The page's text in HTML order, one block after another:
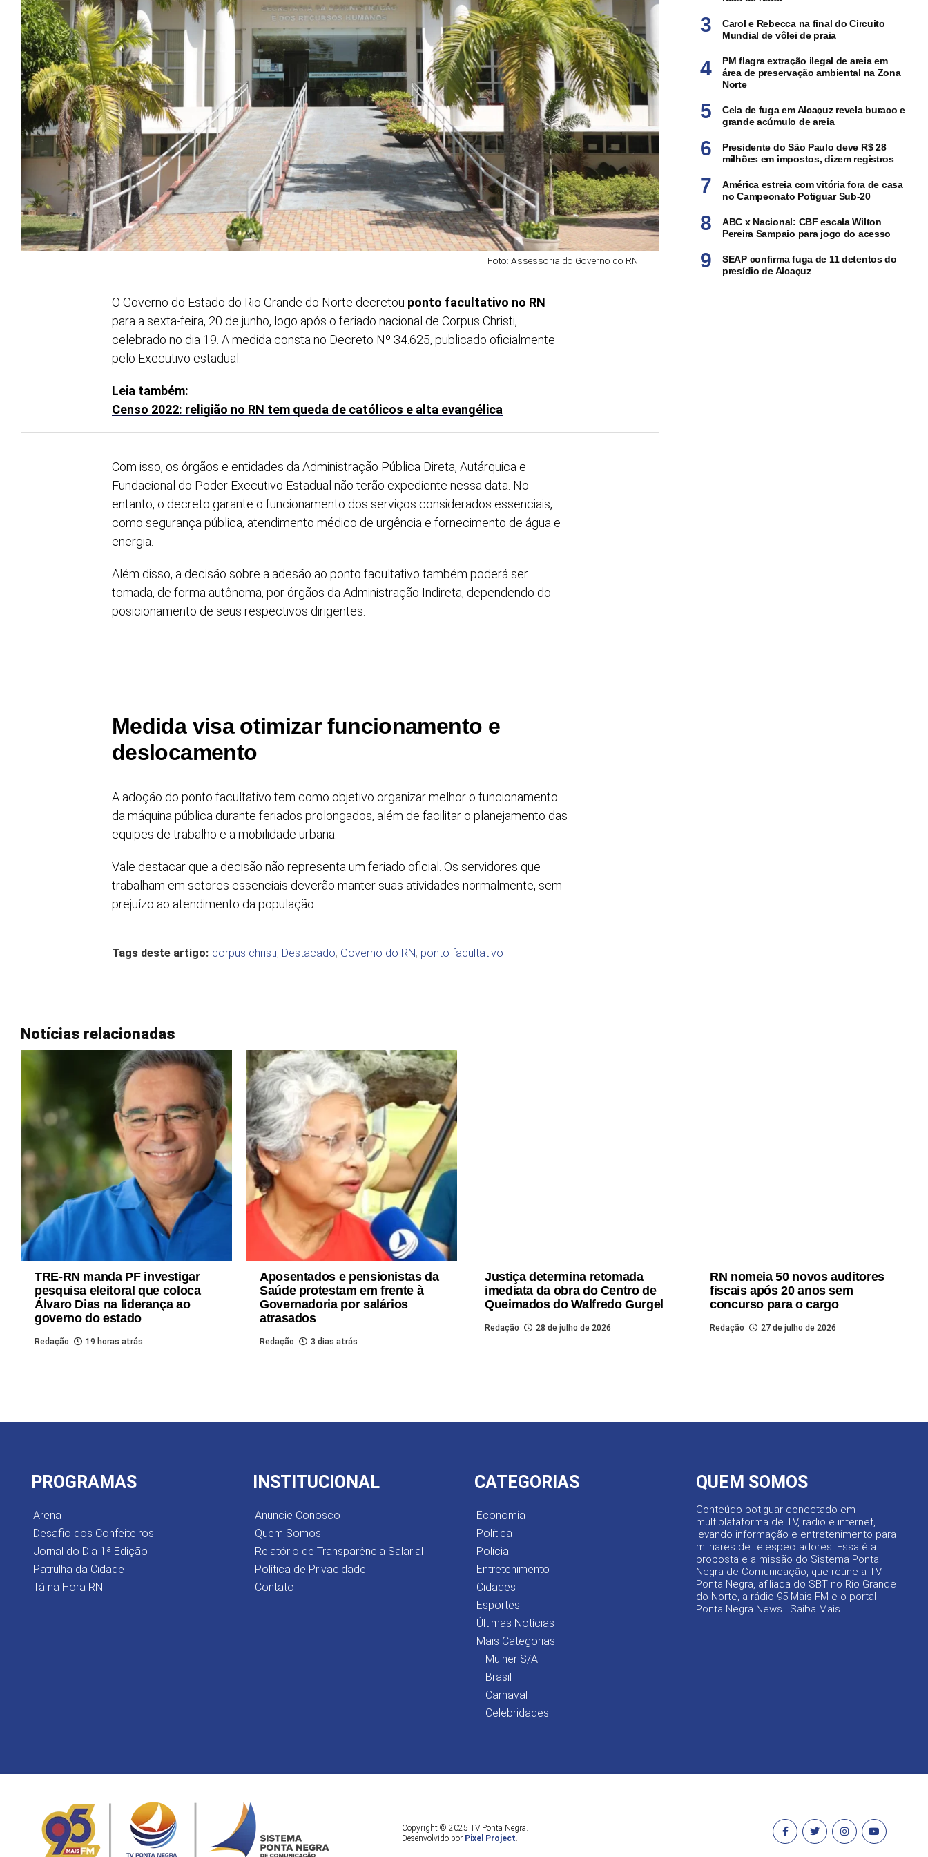
Foto: Assessoria do Governo do RN
O Governo do Estado do Rio Grande do Norte decretou ponto facultativo no RN
para a sexta-feira, 20 de junho, logo após o feriado nacional de Corpus Christi,
celebrado no dia 19. A medida consta no Decreto Nº 34.625, publicado oficialmente
pelo Executivo estadual.
Leia também:
Censo 2022: religião no RN tem queda de católicos e alta evangélica
Com isso, os órgãos e entidades da Administração Pública Direta, Autárquica e
Fundacional do Poder Executivo Estadual não terão expediente nessa data. No
entanto, o decreto garante o funcionamento dos serviços considerados essenciais,
como segurança pública, atendimento médico de urgência e fornecimento de água e
energia.
Além disso, a decisão sobre a adesão ao ponto facultativo também poderá ser
tomada, de forma autônoma, por órgãos da Administração Indireta, dependendo do
posicionamento de seus respectivos dirigentes.
Medida visa otimizar funcionamento e
deslocamento
A adoção do ponto facultativo tem como objetivo organizar melhor o funcionamento
da máquina pública durante feriados prolongados, além de facilitar o planejamento das
equipes de trabalho e a mobilidade urbana.
Vale destacar que a decisão não representa um feriado oficial. Os servidores que
trabalham em setores essenciais deverão manter suas atividades normalmente, sem
prejuízo ao atendimento da população.
Tags deste artigo: corpus christi, Destacado, Governo do RN, ponto facultativo
Carol e Rebecca na final do Circuito
Mundial de vôlei de praia
PM flagra extração ilegal de areia em
área de preservação ambiental na Zona
Norte
Cela de fuga em Alcaçuz revela buraco e
grande acúmulo de areia
Presidente do São Paulo deve R$ 28
milhões em impostos, dizem registros
América estreia com vitória fora de casa
no Campeonato Potiguar Sub-20
ABC x Nacional: CBF escala Wilton
Pereira Sampaio para jogo do acesso
SEAP confirma fuga de 11 detentos do
presídio de Alcaçuz
Notícias relacionadas
TRE-RN manda PF investigar
pesquisa eleitoral que coloca
Álvaro Dias na liderança ao
governo do estado
Redação 19 horas atrás
Aposentados e pensionistas da
Saúde protestam em frente à
Governadoria por salários
atrasados
Redação 3 dias atrás
Justiça determina retomada
imediata da obra do Centro de
Queimados do Walfredo Gurgel
Redação 28 de julho de 2026
RN nomeia 50 novos auditores
fiscais após 20 anos sem
concurso para o cargo
Redação 27 de julho de 2026
PROGRAMAS
Arena
Desafio dos Confeiteiros
Jornal do Dia 1ª Edição
Patrulha da Cidade
Tá na Hora RN
INSTITUCIONAL
Anuncie Conosco
Quem Somos
Relatório de Transparência Salarial
Política de Privacidade
Contato
CATEGORIAS
Economia
Política
Polícia
Entretenimento
Cidades
Esportes
Últimas Notícias
Mais Categorias
Mulher S/A
Brasil
Carnaval
Celebridades
QUEM SOMOS
Conteúdo potiguar conectado em
multiplataforma de TV, rádio e internet,
levando informação e entretenimento para
milhares de telespectadores. Essa é a
proposta e a missão do Sistema Ponta
Negra de Comunicação, que reúne a TV
Ponta Negra, afiliada do SBT no Rio Grande
do Norte, a rádio 95 Mais FM e o portal
Ponta Negra News | Saiba Mais.
Copyright © 2025 TV Ponta Negra.
Desenvolvido por Pixel Project.